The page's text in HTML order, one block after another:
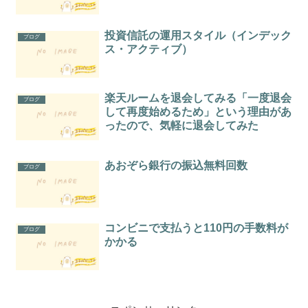
ブログ
投資信託の運用スタイル（インデック
ス・アクティブ）
ブログ
楽天ルームを退会してみる「一度退会
して再度始めるため」という理由があ
ったので、気軽に退会してみた
ブログ あおぞら銀行の振込無料回数
ブログ
コンビニで支払うと110円の手数料が
かかる